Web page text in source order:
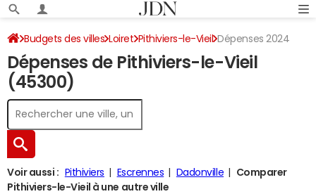
Budgets des villes Loiret Pithiviers-le-Vieil Dépenses 2024
Dépenses de Pithiviers-le-Vieil
(45300)
Voir aussi : Pithiviers Escrennes Dadonville
Comparer
Pithiviers-le-Vieil à une autre ville